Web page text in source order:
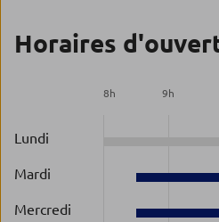
Horaires
8h 9h
Lundi
Mardi
Mercredi